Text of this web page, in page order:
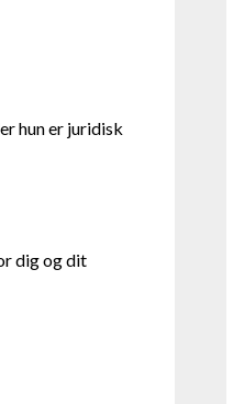
hun er juridisk
dig og dit